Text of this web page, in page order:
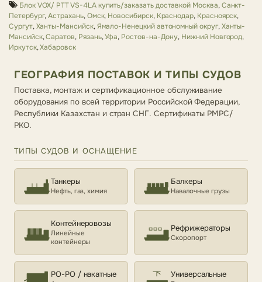
Блок VOX/ PTT VS-4LA купить/заказать доставкой Москва,Санкт-
Петербург,Астрахань,Омск, Новосибирск, Краснодар, Красноярск,
Сургут,Ханты-Мансийск,Ямало-Ненецкий автономный округ,Ханты-
Мансийск,Саратов, Рязань,Уфа, Ростов-на-Дону, Нижний Новгород,
Иркутск,Хабаровск
ГЕОГРАФИЯ ПОСТАВОК И ТИПЫ СУДОВ
Поставка, монтаж и сертификационное обслуживание
оборудования по всей территории Российской Федерации,
Республики Казахстан и стран СНГ. Сертификаты РМРС/
РКО.
ТИПЫ СУДОВ И ОСНАЩЕНИЕ
Танкеры
Нефть, газ, химия
Балкеры
Навалочные грузы
Контейнеровозы
Линейные
контейнеры
Рефрижераторы
Скоропорт
РО-РО / накатные Универсальные